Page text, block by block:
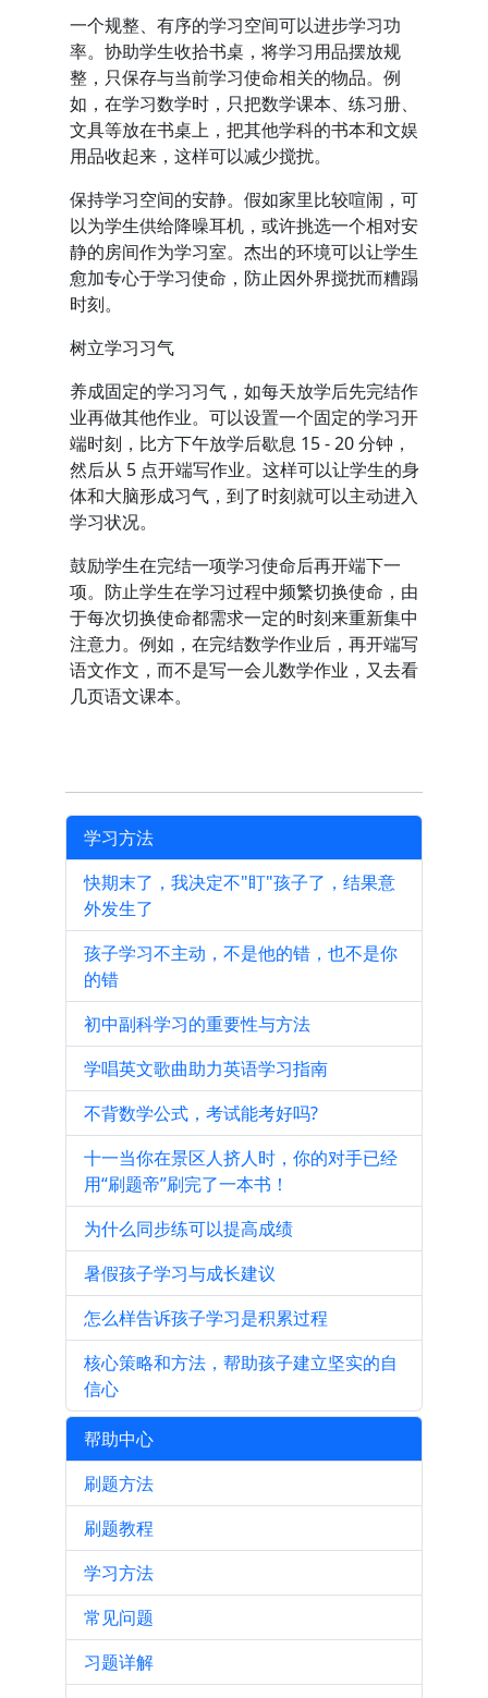
一个规整、有序的学习空间可以进步学习功
率。协助学生收拾书桌，将学习用品摆放规
整，只保存与当前学习使命相关的物品。例
如，在学习数学时，只把数学课本、练习册、
文具等放在书桌上，把其他学科的书本和文娱
用品收起来，这样可以减少搅扰。
保持学习空间的安静。假如家里比较喧闹，可
以为学生供给降噪耳机，或许挑选一个相对安
静的房间作为学习室。杰出的环境可以让学生
愈加专心于学习使命，防止因外界搅扰而糟蹋
时刻。
树立学习习气
养成固定的学习习气，如每天放学后先完结作
业再做其他作业。可以设置一个固定的学习开
端时刻，比方下午放学后歇息 15 - 20 分钟，
然后从 5 点开端写作业。这样可以让学生的身
体和大脑形成习气，到了时刻就可以主动进入
学习状况。
鼓励学生在完结一项学习使命后再开端下一
项。防止学生在学习过程中频繁切换使命，由
于每次切换使命都需求一定的时刻来重新集中
注意力。例如，在完结数学作业后，再开端写
语文作文，而不是写一会儿数学作业，又去看
几页语文课本。
学习方法
快期末了，我决定不"盯"孩子了，结果意
外发生了
孩子学习不主动，不是他的错，也不是你
的错
初中副科学习的重要性与方法
学唱英文歌曲助力英语学习指南
不背数学公式，考试能考好吗?
十一当你在景区人挤人时，你的对手已经
用“刷题帝”刷完了一本书！
为什么同步练可以提高成绩
暑假孩子学习与成长建议
怎么样告诉孩子学习是积累过程
核心策略和方法，帮助孩子建立坚实的自
信心
帮助中心
刷题方法
刷题教程
学习方法
常见问题
习题详解